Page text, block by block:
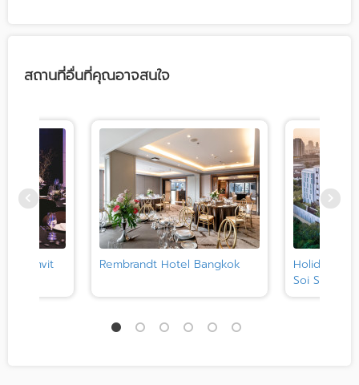
สถานที่อื่นที่คุณอาจสนใจ
Rembrandt Hotel Bangkok
Holiday Inn
Soi